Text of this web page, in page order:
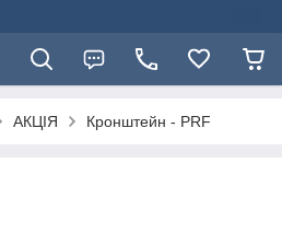
АКЦІЯ Кронштейн - PRF